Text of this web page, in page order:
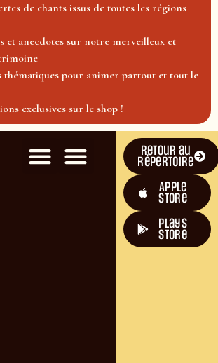
de chants issus de toutes les régions
et anecdotes sur notre merveilleux et
thématiques pour animer partout et tout le
exclusives sur le shop !
Retour au
répertoire
Apple
Store
plays
store